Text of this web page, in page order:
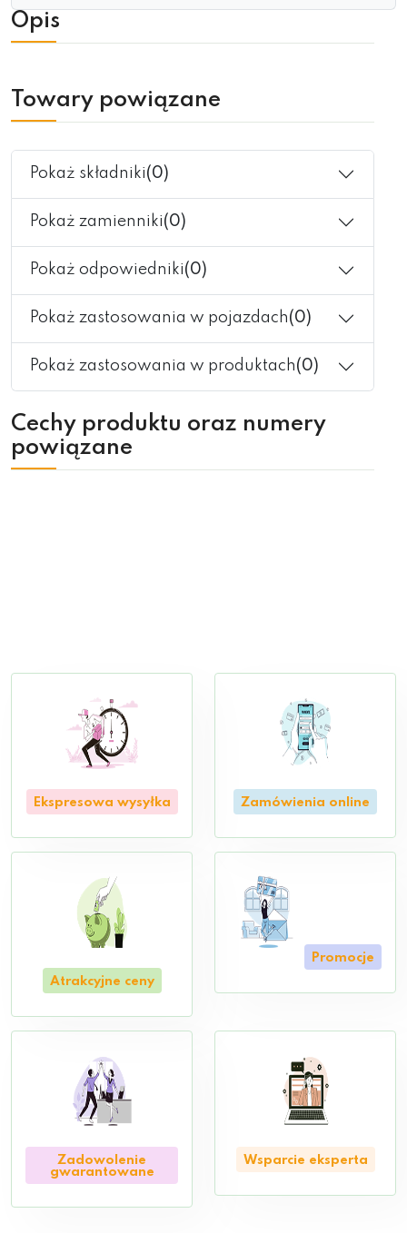
Opis
Towary powiązane
Pokaż składniki(0)
Pokaż zamienniki(0)
Pokaż odpowiedniki(0)
Pokaż zastosowania w pojazdach(0)
Pokaż zastosowania w produktach(0)
Cechy produktu oraz numery
powiązane
Ekspresowa wysyłka Zamówienia online
Atrakcyjne ceny
Promocje
Zadowolenie
gwarantowane
Wsparcie eksperta